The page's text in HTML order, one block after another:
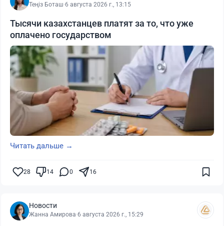
Теңіз Боташ·6 августа 2026 г., 13:15
Тысячи казахстанцев платят за то, что уже
оплачено государством
Читать дальше →
28 14 0 16
Новости
Жанна Амирова·6 августа 2026 г., 15:29